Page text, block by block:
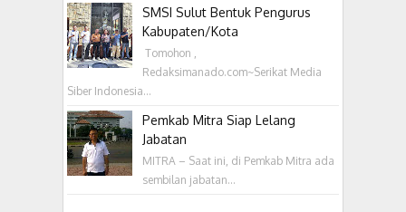
SMSI Sulut Bentuk Pengurus
Kabupaten/Kota
‎ Tomohon ,
Redaksimanado.com~Serikat Media
Siber Indonesia...
Pemkab Mitra Siap Lelang
Jabatan
MITRA – Saat ini, di Pemkab Mitra ada
sembilan jabatan...